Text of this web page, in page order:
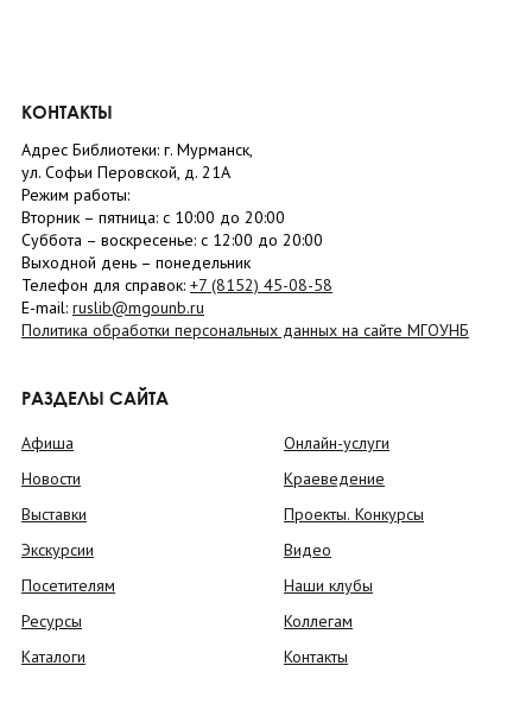
КОНТАКТЫ
Адрес Библиотеки: г. Мурманск,
ул. Софьи Перовской, д. 21А
Режим работы:
Вторник – пятница: с 10:00 до 20:00
Суббота – воскресенье: c 12:00 до 20:00
Выходной день – понедельник
Телефон для справок: +7 (8152) 45-08-58
E-mail: ruslib@mgounb.ru
Политика обработки персональных данных на сайте МГОУНБ
РАЗДЕЛЫ САЙТА
Афиша
Новости
Выставки
Экскурсии
Посетителям
Ресурсы
Каталоги
Онлайн-услуги
Краеведение
Проекты. Конкурсы
Видео
Наши клубы
Коллегам
Контакты